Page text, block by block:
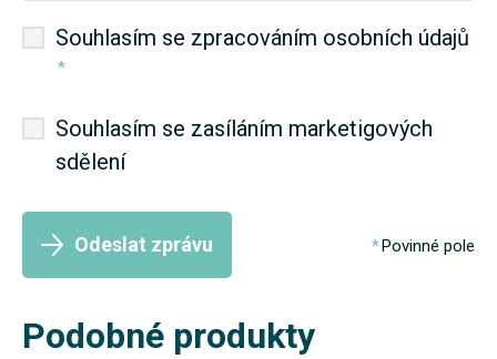
Souhlasím se zpracováním osobních údajů
*
Souhlasím se zasíláním marketigových
sdělení
Odeslat zprávu Povinné pole
Podobné produkty